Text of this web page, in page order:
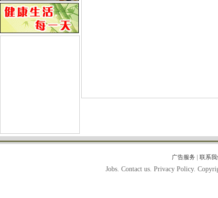
广告服务 | 联系
Jobs. Contact us. Privacy Policy.